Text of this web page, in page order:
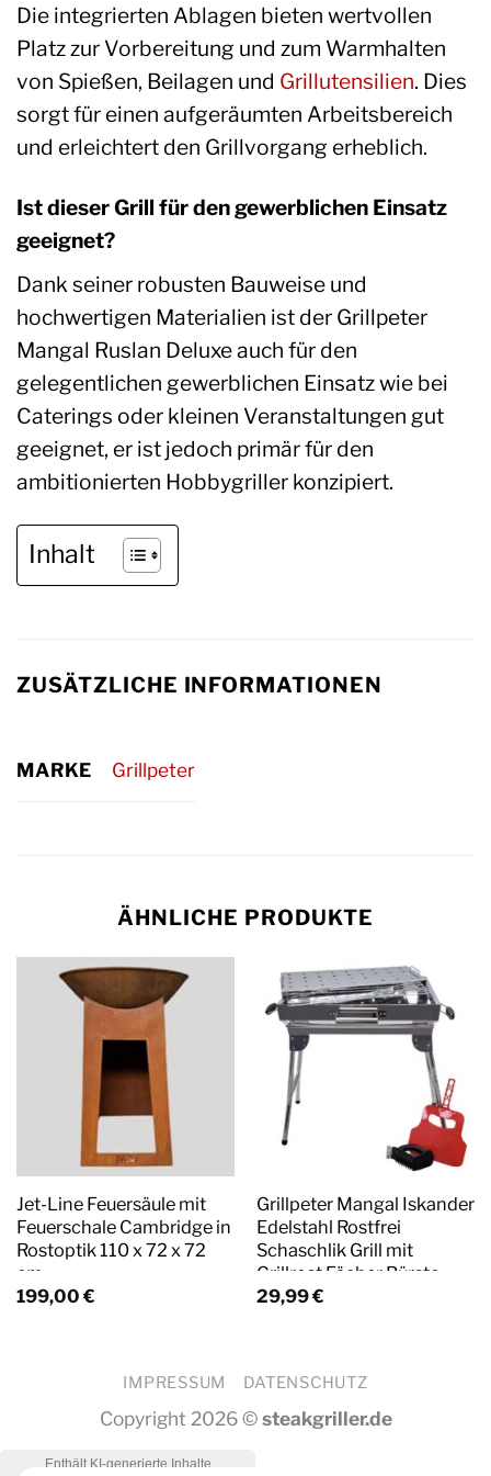
Die integrierten Ablagen bieten wertvollen
Platz zur Vorbereitung und zum Warmhalten
von Spießen, Beilagen und Grillutensilien. Dies
sorgt für einen aufgeräumten Arbeitsbereich
und erleichtert den Grillvorgang erheblich.
Ist dieser Grill für den gewerblichen Einsatz
geeignet?
Dank seiner robusten Bauweise und
hochwertigen Materialien ist der Grillpeter
Mangal Ruslan Deluxe auch für den
gelegentlichen gewerblichen Einsatz wie bei
Caterings oder kleinen Veranstaltungen gut
geeignet, er ist jedoch primär für den
ambitionierten Hobbygriller konzipiert.
Inhalt
ZUSÄTZLICHE INFORMATIONEN
MARKE Grillpeter
ÄHNLICHE PRODUKTE
Jet-Line Feuersäule mit
Feuerschale Cambridge in
Rostoptik 110 x 72 x 72
cm
199,00 €
Grillpeter Mangal Iskander
Edelstahl Rostfrei
Schaschlik Grill mit
Grillrost Fächer Bürste
29,99€
IMPRESSUM DATENSCHUTZ
Copyright 2026 ©steakgriller.de